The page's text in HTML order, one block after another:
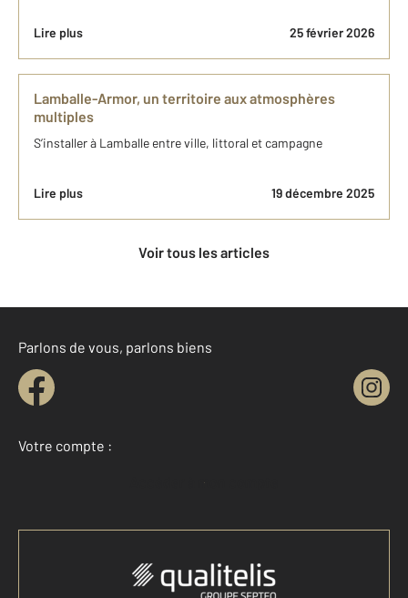
Lire plus 25 février 2026
Lamballe-Armor, un territoire aux atmosphères
multiples
S’installer à Lamballe entre ville, littoral et campagne
Lire plus 19 décembre 2025
Voir tous les articles
Parlons de vous, parlons biens
Votre compte :
Accéder à mon compte